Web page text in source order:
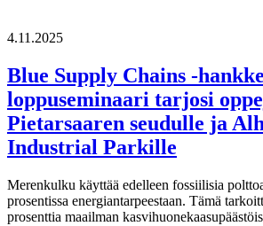
4.11.2025
Blue Supply Chains -
loppuseminaari tarjosi
Pietarsaaren seudulle ja
Industrial Parkille
Merenkulku käyttää edelleen fossiilisia
prosentissa energiantarpeestaan. Tämä
prosenttia maailman